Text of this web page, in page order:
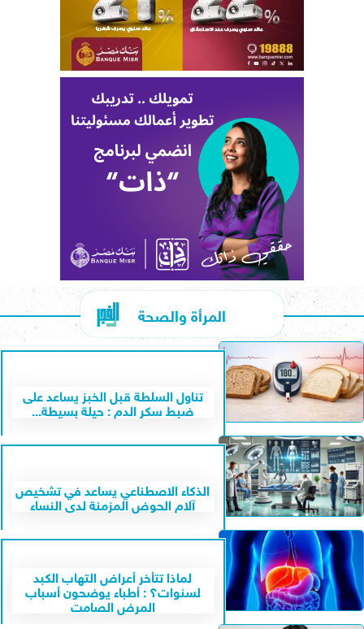
المرأة والصحة
تناول السلطة قبل الخبز يساعد على
ضبط سكر الدم : حيلة بسيطة...
الذكاء الاصطناعي يساعد في تشخيص
آلام الحوض المزمنة لدى النساء
لماذا تتأخر أعراض التهاب الكبد
لسنوات؟ : أطباء يوضحون أسباب
المرض الصامت